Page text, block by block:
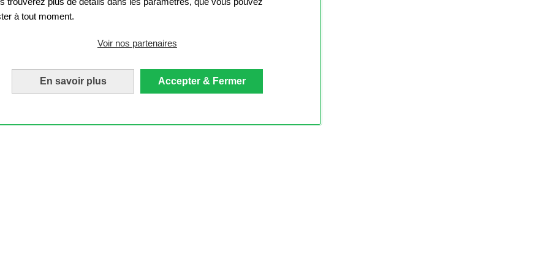
à tout moment.
Voir nos partenaires
En savoir plus Accepter & Fermer